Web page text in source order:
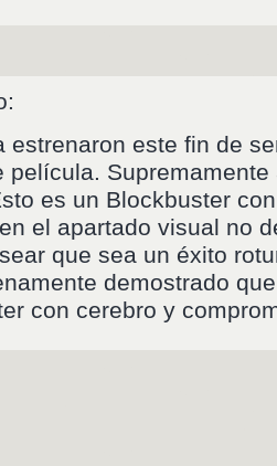
estrenaron este fin de
película.
es un Blockbuster
el apartado visual no
que sea un éxito
demostrado
con cerebro y